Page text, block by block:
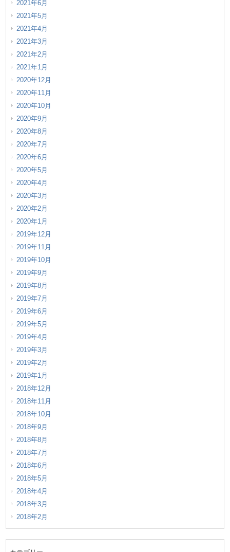
2021年6月
2021年5月
2021年4月
2021年3月
2021年2月
2021年1月
2020年12月
2020年11月
2020年10月
2020年9月
2020年8月
2020年7月
2020年6月
2020年5月
2020年4月
2020年3月
2020年2月
2020年1月
2019年12月
2019年11月
2019年10月
2019年9月
2019年8月
2019年7月
2019年6月
2019年5月
2019年4月
2019年3月
2019年2月
2019年1月
2018年12月
2018年11月
2018年10月
2018年9月
2018年8月
2018年7月
2018年6月
2018年5月
2018年4月
2018年3月
2018年2月